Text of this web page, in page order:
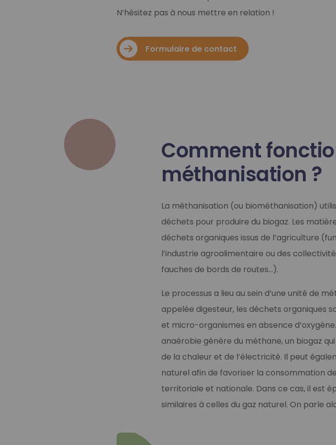
Vous êtes agriculteur dans le Grand Sud-Ouest et vous souhaitez
En savoir plus
N’hésitez pas à nous mettre en relation !
Formulaire de contact
Comment
méthanisation ?
La méthanisation (ou biométhanisation)
déchets pour produire du biogaz. Les
déchets organiques issus de l’agriculture
l’industrie agroalimentaire ou des
fauches de bords de routes…).
Le processus a lieu au sein d’une unité de
appelée digesteur, les déchets organiques
et micro-organismes en absence
anaérobie génère du méthane, un biogaz
de la chaleur et de l’électricité. Il peut
naturel afin de favoriser la consommation
territoriale et nationale. Dans ce cas, il est
similaires à celles du gaz naturel. On parle